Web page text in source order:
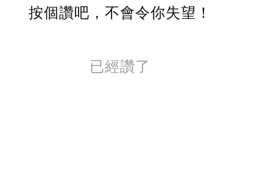
按個讚吧，不會令你失望！
已經讚了